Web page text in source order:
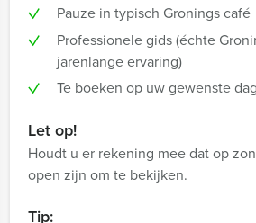
Pauze in typisch Gronings café
Professionele gids (échte
jarenlange ervaring)
Te boeken op uw gewenste
Let op!
Houdt u er rekening mee dat op
open zijn om te bekijken.
Tip: